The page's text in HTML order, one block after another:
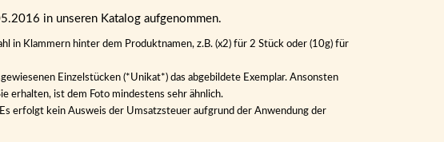
in unseren Katalog aufgenommen.
in Klammern hinter dem Produktnamen, z.B. (x2) für 2 Stück oder (10g) für
Einzelstücken (*Unikat*) das abgebildete Exemplar. Ansonsten
erhalten, ist dem Foto mindestens sehr ähnlich.
erfolgt kein Ausweis der Umsatzsteuer aufgrund der Anwendung der